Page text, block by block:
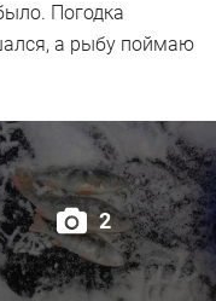
Погодка
а рыбу поймаю
2